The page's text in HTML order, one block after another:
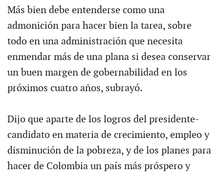
Más bien debe entenderse como una
admonición para hacer bien la tarea, sobre
todo en una administración que necesita
enmendar más de una plana si desea conservar
un buen margen de gobernabilidad en los
próximos cuatro años, subrayó.
Dijo que aparte de los logros del presidente-
candidato en materia de crecimiento, empleo y
disminución de la pobreza, y de los planes para
hacer de Colombia un país más próspero y